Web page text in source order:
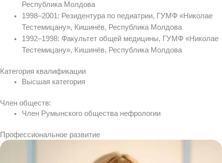
Республика Молдова
1998–2001: Резидентура по педиатрии, ГУМФ «Николае
Тестемицану», Кишинёв, Республика Молдова
1992–1998: Факультет общей медицины, ГУМФ «Николае
Тестемицану», Кишинёв, Республика Молдова
Категория квалификации
Высшая категория
Член обществ:
Член Румынского общества нефрологии
Профессиональное развитие